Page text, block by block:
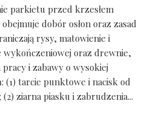
parkietu przed krzesłem
dobór osłon oraz zasad
rysy, matowienie i
oraz drewnie,
i zabawy o wysokiej
(1) tarcie punktowe i nacisk od
ziarna piasku i zabrudzenia...